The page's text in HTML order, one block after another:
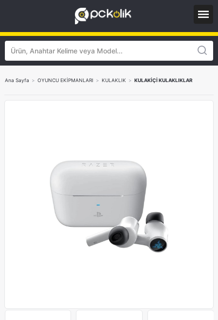
Ana Sayfa > OYUNCU EKİPMANLARI > KULAKLIK > KULAKİÇİ KULAKLIKLAR